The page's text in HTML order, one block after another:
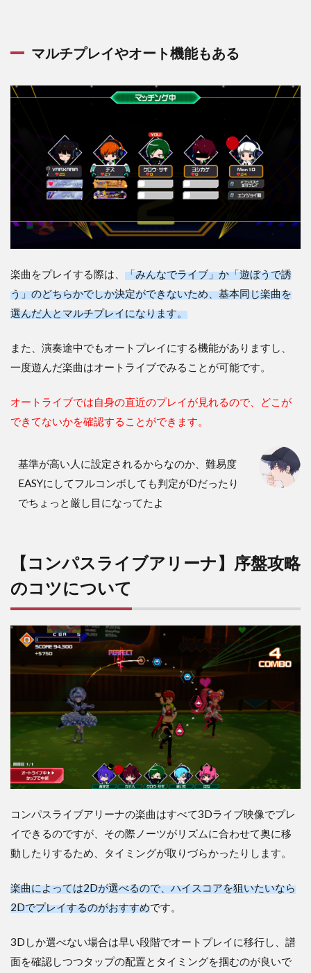
マルチプレイやオート機能もある
楽曲をプレイする際は、 「みんなでライブ」か「遊ぼうで誘
う」のどちらかでしか決定ができないため、基本同じ楽曲を
選んだ人とマルチプレイになります。
また、演奏途中でもオートプレイにする機能がありますし、
一度遊んだ楽曲はオートライブでみることが可能です。
オートライブでは自身の直近のプレイが見れるので、どこが
できてないかを確認することができます。
基準が高い人に設定されるからなのか、難易度
EASYにしてフルコンボしても判定がDだったり
でちょっと厳し目になってたよ
【コンパスライブアリーナ】序盤攻略
のコツについて
コンパスライブアリーナの楽曲はすべて3Dライブ映像でプレ
イできるのですが、その際ノーツがリズムに合わせて奥に移
動したりするため、タイミングが取りづらかったりします。
楽曲によっては2Dが選べるので、ハイスコアを狙いたいなら
2Dでプレイするのがおすすめです。
3Dしか選べない場合は早い段階でオートプレイに移行し、譜
面を確認しつつタップの配置とタイミングを掴むのが良いで